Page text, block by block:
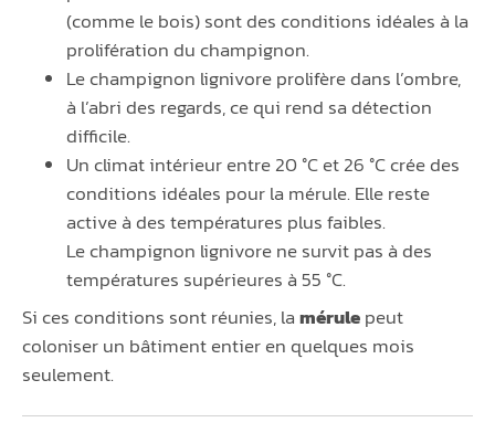
(comme le bois) sont des conditions idéales à la
prolifération du champignon.
Le champignon lignivore prolifère dans l’ombre,
à l’abri des regards, ce qui rend sa détection
difficile.
Un climat intérieur entre 20 °C et 26 °C crée des
conditions idéales pour la mérule. Elle reste
active à des températures plus faibles.
Le champignon lignivore ne survit pas à des
températures supérieures à 55 °C.
Si ces conditions sont réunies, lamérulepeut
coloniser un bâtiment entier en quelques mois
seulement.